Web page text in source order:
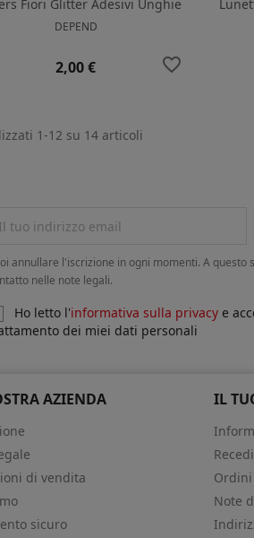
Fiori Glitter Adesivi Unghie
DEPEND
Prezzo
2,00 € favorite_border
1-12 su 14 articoli
annullare l'iscrizione in ogni momenti. A questo
nelle note legali.
Ho letto l'informativa sulla privacye
dei miei dati personali
AZIENDA
di vendita
sicuro
IL
Ordini
Note